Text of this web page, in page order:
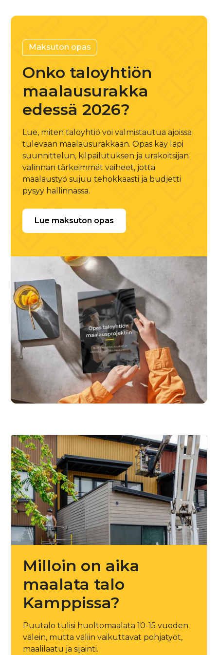
Maksuton opas
Onko taloyhtiön
maalausurakka
edessä 2026?
Lue, miten taloyhtiö voi valmistautua ajoissa
tulevaan maalausurakkaan. Opas käy läpi
suunnittelun, kilpailutuksen ja urakoitsijan
valinnan tärkeimmät vaiheet, jotta
maalaustyö sujuu tehokkaasti ja budjetti
pysyy hallinnassa.
Lue maksuton opas
Milloin on aika
maalata talo
Kamppissa?
Puutalo tulisi huoltomaalata 10-15 vuoden
välein, mutta väliin vaikuttavat pohjatyöt,
maalilaatu ja sijainti.